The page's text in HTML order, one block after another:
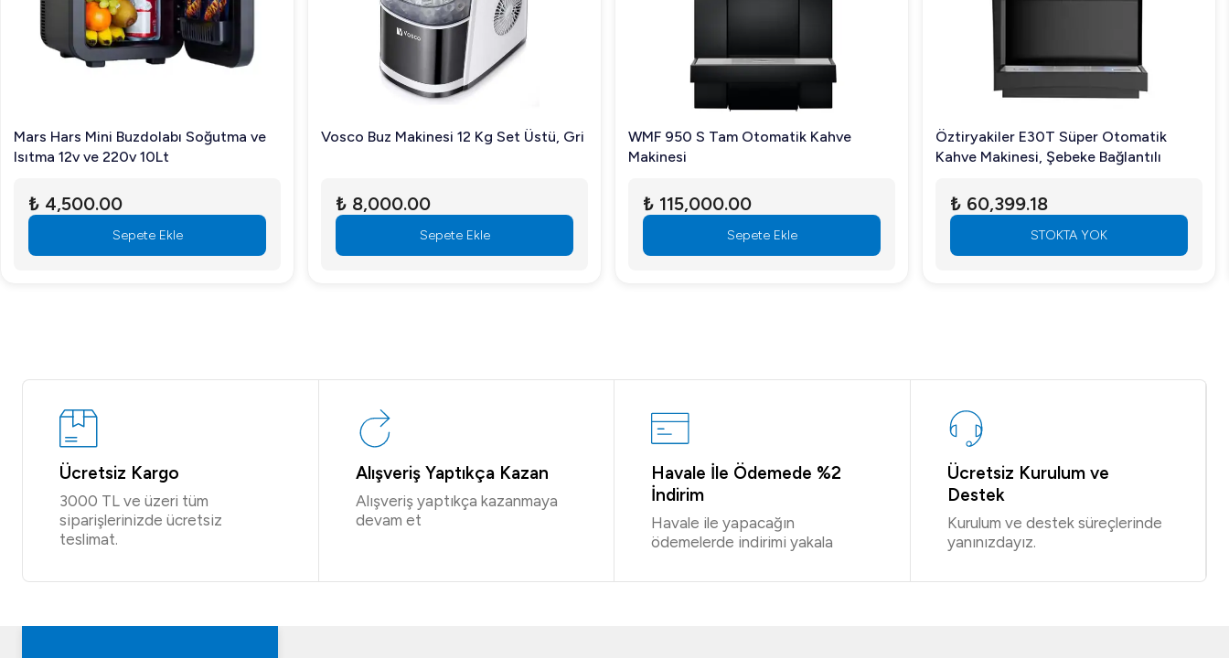
Mars Hars Mini Buzdolabı Soğutma ve
Isıtma 12v ve 220v 10Lt
₺ 4,500.00
Sepete Ekle
Vosco Buz Makinesi 12 Kg Set Üstü, Gri
₺ 8,000.00
Sepete Ekle
WMF 950 S Tam Otomatik Kahve
Makinesi
₺ 115,000.00
Sepete Ekle
Öztiryakiler E30T Süper Otomatik
Kahve Makinesi, Şebeke Bağlantılı
₺ 60,399.18
STOKTA YOK
Ücretsiz Kargo
3000 TL ve üzeri tüm
siparişlerinizde ücretsiz
teslimat.
Alışveriş Yaptıkça Kazan
Alışveriş yaptıkça kazanmaya
devam et
Havale İle Ödemede %2
İndirim
Havale ile yapacağın
ödemelerde indirimi yakala
Ücretsiz Kurulum ve
Destek
Kurulum ve destek süreçlerinde
yanınızdayız.